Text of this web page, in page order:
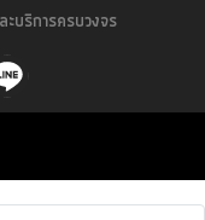
บริการครบวงจร